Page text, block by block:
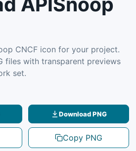
CNCF icon for your project.
files with transparent previews
set.
Download PNG
Copy PNG